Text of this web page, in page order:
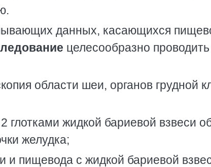
данных, касающихся
целесообразно
области шеи, органов грудной
глотками жидкой бариевой взвеси
желудка;
и пищевода с жидкой бариевой